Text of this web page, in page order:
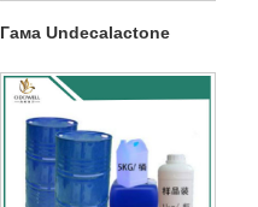
Гама Undecalactone